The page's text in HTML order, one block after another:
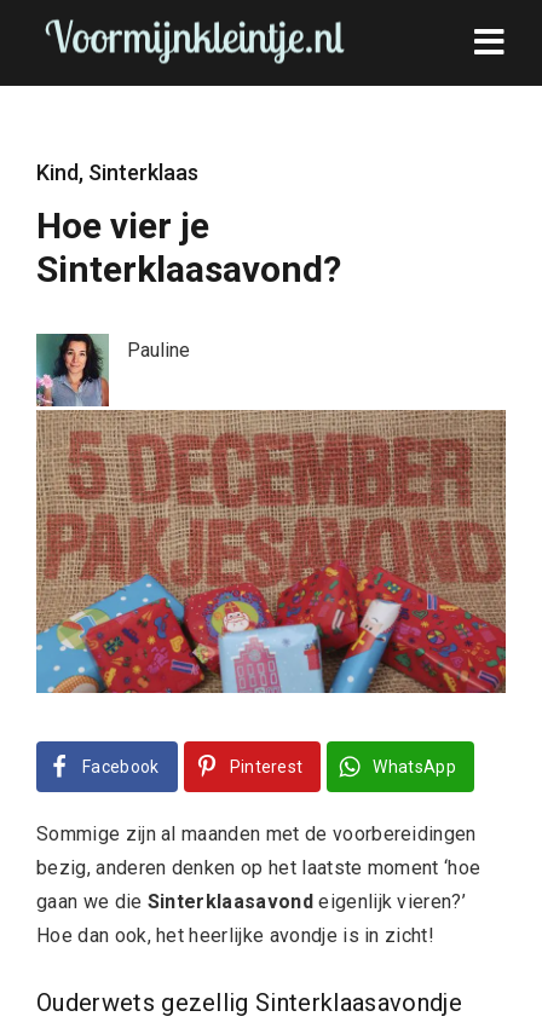
Kind, Sinterklaas
Hoe vier je
Sinterklaasavond?
Pauline
Facebook Pinterest WhatsApp
Sommige zijn al maanden met de voorbereidingen
bezig, anderen denken op het laatste moment ‘hoe
gaan we die Sinterklaasavondeigenlijk vieren?’
Hoe dan ook, het heerlijke avondje is in zicht!
Ouderwets gezellig Sinterklaasavondje